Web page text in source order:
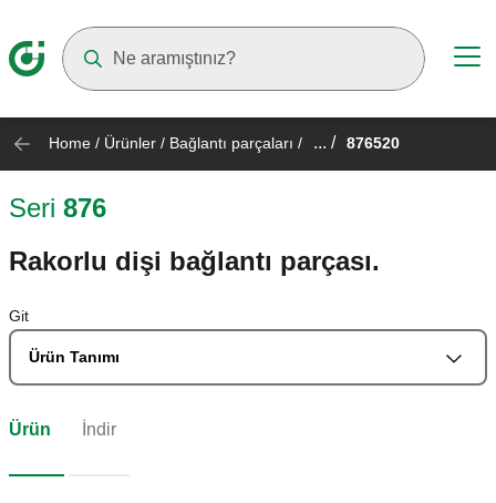
Home / Ürünler / Bağlantı parçaları / ... / 876520
Seri 876
Rakorlu dişi bağlantı parçası.
Git
Ürün Tanımı
Ürün İndir